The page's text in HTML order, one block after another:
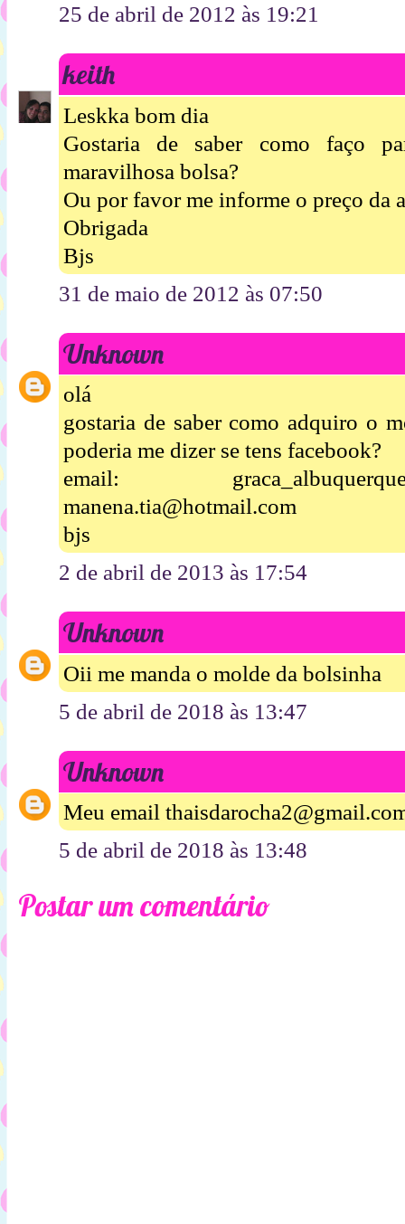
25 de abril de 2012 às 19:21
keith
Leskka bom dia
Gostaria de saber como faço
maravilhosa bolsa?
Ou por favor me informe o preço da
Obrigada
Bjs
31 de maio de 2012 às 07:50
Unknown
olá
gostaria de saber como adquiro o
poderia me dizer se tens facebook?
email:
manena.tia@hotmail.com
bjs
2 de abril de 2013 às 17:54
Unknown
Oii me manda o molde da bolsinha
5 de abril de 2018 às 13:47
Unknown
Meu email
5 de abril de 2018 às 13:48
Postar um comentário